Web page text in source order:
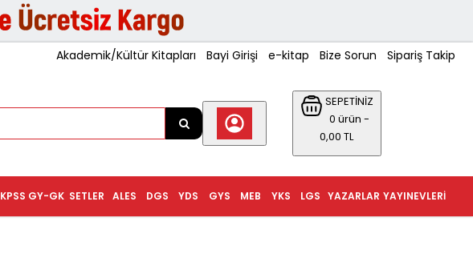
Akademik/Kültür Kitapları Bayi Girişi e-kitap Bize Sorun Sipariş Takip
SEPETİNİZ
0 ürün -
0,00 TL
YAYINEVLERI
YAZARLAR
LGS
YKS
MEB
GYS
YDS
DGS
ALES
SETLER
KPSS GY-GK